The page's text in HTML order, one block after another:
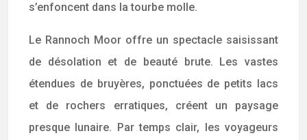
s’enfoncent dans la tourbe molle.
Le Rannoch Moor offre un spectacle saisissant
de désolation et de beauté brute. Les vastes
étendues de bruyères, ponctuées de petits lacs
et de rochers erratiques, créent un paysage
presque lunaire. Par temps clair, les voyageurs